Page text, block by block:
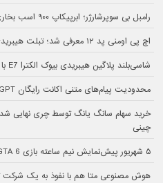
رامبل بی سوپرشارژر؛ ابرپیکاپ ۹۰۰ اسب بخاری رم وارد میدان شد
اچ پی اومنی پد ۱۲ معرفی شد؛ تبلت هیبریدی با قابلیت تبدیل به لپ‌تاپ
شاسی‌بلند پلاگین هیبریدی بیوک الکترا E7 با برد بیش از 1600 کیلومتر معرفی شد
محدودیت پیام‌های متنی اکانت رایگان ChatGPT برداشته شد!
خرید سهام سانگ‌ یانگ توسط چری نهایی
چینی
۵ شهریور پیش‌نمایش نیم ساعته بازی GTA 6 در نتفلیکس منتشر می‌شود!
هوش مصنوعی متا هم با نفوذ به یک شرکت